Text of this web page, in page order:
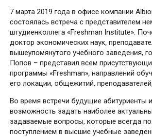
7 марта 2019 года в офисе компании
состоялась встреча с представителем
штудиенколлега «Freshman Institute».
доктор экономических наук,
вышеупомянутого учебного заведения,
Попов – представил всем
программы «Freshman», направлений
его локации, общежитий,
Во время встречи будущие абитуриенты
возможность задать наиболее
задаваемые вопросы, которые всегда
поступлением в высшие учебные